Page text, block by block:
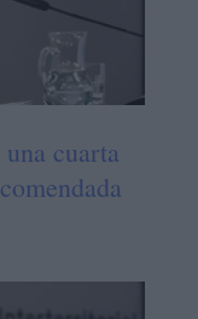
cuarta